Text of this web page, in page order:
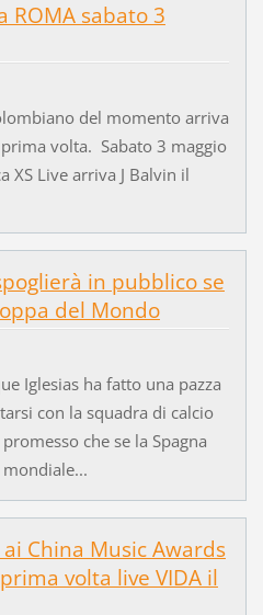
ROMA sabato 3
del momento arriva
volta. Sabato 3 maggio
XS Live arriva J Balvin il
in pubblico se
del Mondo
Iglesias ha fatto una pazza
con la squadra di calcio
che se la Spagna
China Music Awards
volta live VIDA il